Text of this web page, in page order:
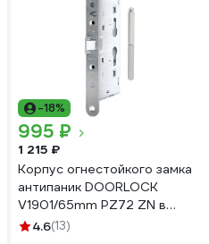
-18%
995 ₽
1 215 ₽
Корпус огнестойкого замка
антипаник DOORLOCK
V1901/65mm PZ72 ZN в
комплекте с разрезным
4.6(13)